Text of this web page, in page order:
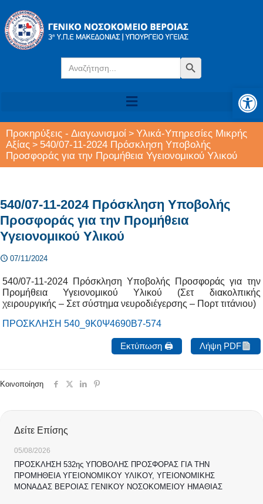
Search
for:
Search Button
Προκηρύξεις - Διαγωνισμοί > Υλικά-Υπηρεσίες Μικρής
Αξίας > 540/07-11-2024 Πρόσκληση Υποβολής
Προσφοράς για την Προμήθεια Υγειονομικού Υλικού
540/07-11-2024 Πρόσκληση Υποβολής
Προσφοράς για την Προμήθεια
Υγειονομικού Υλικού
07/11/2024
540/07-11-2024 Πρόσκληση Υποβολής Προσφοράς για την
Προμήθεια Υγειονομικού Υλικού (Σετ διακολπικής
χειρουργικής – Σετ σύστημα νευροδιέγερσης – Πορτ τιτάνιου)
ΠΡΟΣΚΛΗΣΗ 540_9Κ0Ψ4690Β7-574
Εκτύπωση 🖨 Λήψη PDF
Κοινοποίηση
Δείτε Επίσης
05/08/2026
ΠΡΟΣΚΛΗΣΗ 532ης ΥΠΟΒΟΛΗΣ ΠΡΟΣΦΟΡΑΣ ΓΙΑ ΤΗΝ
ΠΡΟΜΗΘΕΙΑ ΥΓΕΙΟΝΟΜΙΚΟΥ ΥΛΙΚΟΥ, ΥΓΕΙΟΝΟΜΙΚΗΣ
ΜΟΝΑΔΑΣ ΒΕΡΟΙΑΣ ΓΕΝΙΚΟΥ ΝΟΣΟΚΟΜΕΙΟΥ ΗΜΑΘΙΑΣ